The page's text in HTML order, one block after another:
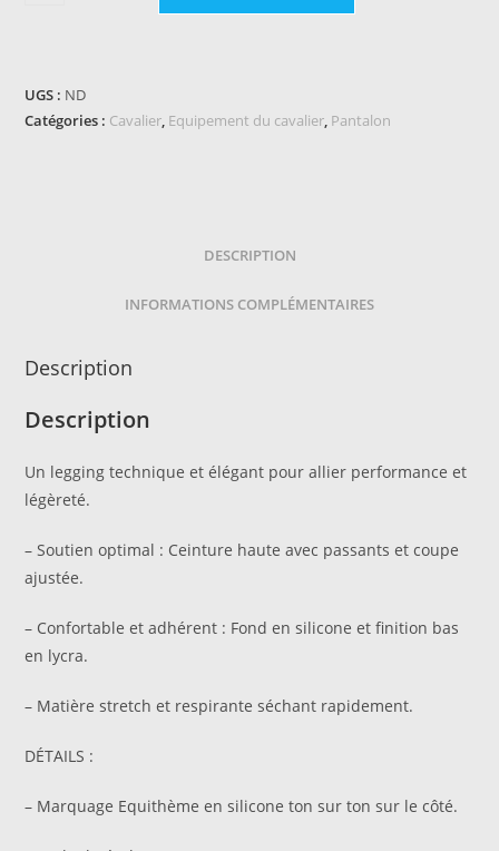
fond
silicone
UGS : ND
Catégories : Cavalier, Equipement du cavalier, Pantalon
DESCRIPTION
INFORMATIONS COMPLÉMENTAIRES
Description
Description
Un legging technique et élégant pour allier performance et
légèreté.
– Soutien optimal : Ceinture haute avec passants et coupe
ajustée.
– Confortable et adhérent : Fond en silicone et finition bas
en lycra.
– Matière stretch et respirante séchant rapidement.
DÉTAILS :
– Marquage Equithème en silicone ton sur ton sur le côté.